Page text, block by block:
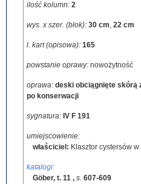
ilość kolumn: 2
wys. x szer. (blok): 30 cm, 22 cm
l. kart (opisowa): 165
powstanie oprawy: nowożytność
oprawa: deski obciągnięte skórą
po konserwacji
sygnatura: IV F 191
umiejscowienie:
właściciel: Klasztor cystersów
katalogi:
Göber, t. 11 , s. 607-609